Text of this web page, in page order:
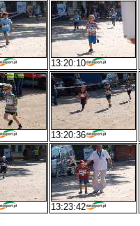
13:20:10
13:20:36
13:23:42